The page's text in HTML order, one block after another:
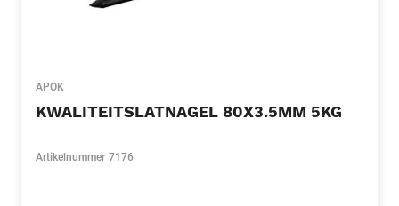
APOK
KWALITEITSLATNAGEL 80X3.5MM 5KG
Artikelnummer 7176